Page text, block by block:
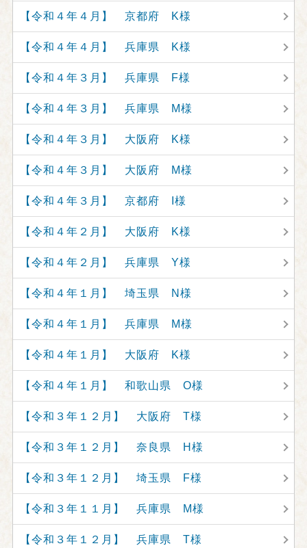
【令和４年４月】 京都府 K様
【令和４年４月】 兵庫県 K様
【令和４年３月】 兵庫県 F様
【令和４年３月】 兵庫県 M様
【令和４年３月】 大阪府 K様
【令和４年３月】 大阪府 M様
【令和４年３月】 京都府 I様
【令和４年２月】 大阪府 K様
【令和４年２月】 兵庫県 Y様
【令和４年１月】 埼玉県 N様
【令和４年１月】 兵庫県 M様
【令和４年１月】 大阪府 K様
【令和４年１月】 和歌山県 O様
【令和３年１２月】 大阪府 T様
【令和３年１２月】 奈良県 H様
【令和３年１２月】 埼玉県 F様
【令和３年１１月】 兵庫県 M様
【令和３年１２月】 兵庫県 T様